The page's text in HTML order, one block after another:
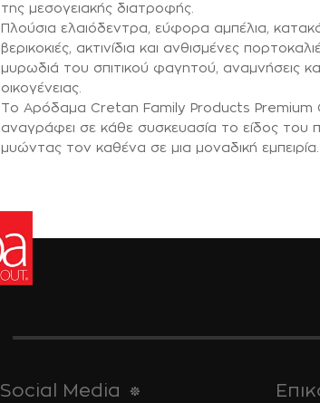
της μεσογειακής διατροφής.
Πλούσια ελαιόδεντρα, εύφορα αμπέλια,
βερικοκιές, ακτινίδια και ανθισμένες
μυρωδιά του σπιτικού φαγητού, αναμνήσεις
οικογένειας.
Το Αρόδαμα Cretan Family Products Premium
αναγράφει σε κάθε συσκευασία το είδος του
μυώντας τον καθένα σε μια μοναδική εμπειρία.
Social Media